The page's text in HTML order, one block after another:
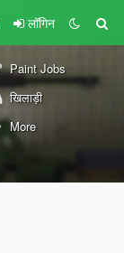
लॉगिन
Paint Jobs
खिलाड़ी
More